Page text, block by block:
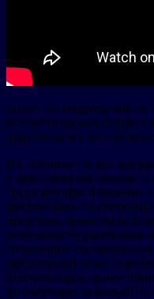
Более 120 спортсменов из
Магнитогорском
параллельных
На «Банном» за два дня
в параллельном слаломе и
среди женщин и мужчин.
предписания
предстоит провести
безопасности участников
спортивной
предыдущий опыт.
Магнитогорск» ранее
по сноуборду сезона-2019-